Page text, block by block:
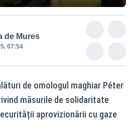
de Mures
07:54
de omologul maghiar Péter
măsurile de solidaritate
aprovizionării cu gaze